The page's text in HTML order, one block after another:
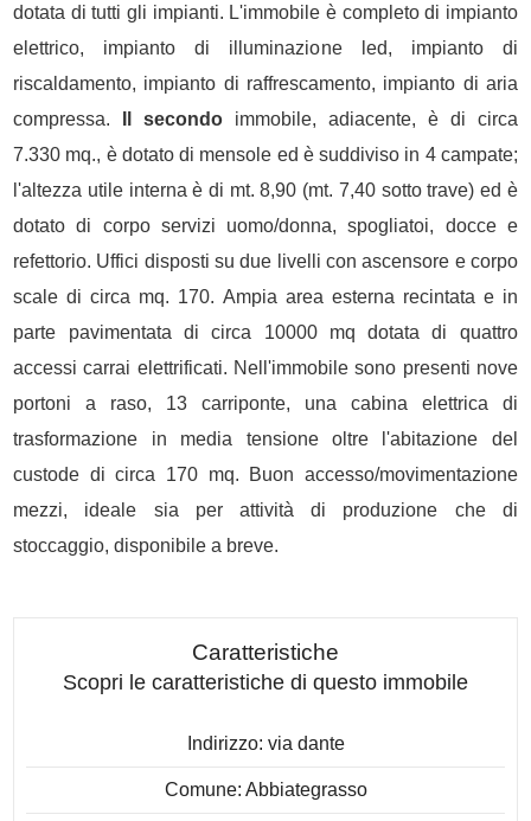
dotata di tutti gli impianti. L'immobile è completo di impianto
elettrico, impianto di illuminazione led, impianto di
riscaldamento, impianto di raffrescamento, impianto di aria
compressa.
Il secondo immobile, adiacente, è di circa
7.330 mq., è dotato di mensole ed è suddiviso in 4 campate;
l'altezza utile interna è di mt. 8,90 (mt. 7,40 sotto trave) ed è
dotato di corpo servizi uomo/donna, spogliatoi, docce e
refettorio. Uffici disposti su due livelli con ascensore e corpo
scale di circa mq. 170. Ampia area esterna recintata e in
parte pavimentata di circa 10000 mq dotata di quattro
accessi carrai elettrificati. Nell'immobile sono presenti nove
portoni a raso, 13 carriponte, una cabina elettrica di
trasformazione in media tensione oltre l'abitazione del
custode di circa 170 mq. Buon accesso/movimentazione
mezzi, ideale sia per attività di produzione che di
stoccaggio, disponibile a breve.
Caratteristiche
Scopri le caratteristiche di questo immobile
Indirizzo: via dante
Comune: Abbiategrasso